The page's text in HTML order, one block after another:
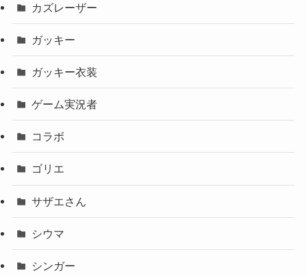
カズレーザー
ガッキー
ガッキー衣装
ゲーム実況者
コラボ
ゴリエ
サザエさん
シウマ
シンガー